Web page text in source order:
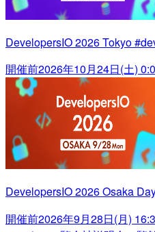
DevelopersIO 2026 Tokyo
開催前2026年10月24日(土)
DevelopersIO 2026 Osaka
開催前2026年9月28日(月)